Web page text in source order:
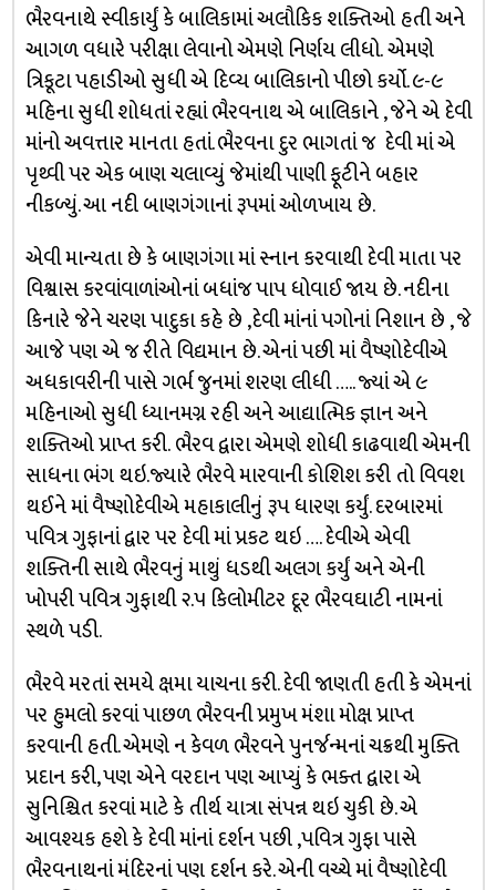
ભૈરવનાથે સ્વીકાર્યું કે બાલિકામાં અલૌકિક શક્તિઓ હતી અને
આગળ વધારે પરીક્ષા લેવાનો એમણે નિર્ણય લીધો. એમણે
ત્રિકૂટા પહાડીઓ સુધી એ દિવ્ય બાલિકાનો પીછો કર્યો. ૯-૯
મહિના સુધી શોધતાં રહ્યાં ભૈરવનાથ એ બાલિકાને , જેને એ દેવી
માંનો અવત્તાર માનતા હતાં. ભૈરવના દુર ભાગતાં જ દેવી માં એ
પૃથ્વી પર એક બાણ ચલાવ્યું જેમાંથી પાણી ફૂટીને બહાર
નીકળ્યું. આ નદી બાણગંગાનાં રૂપમાં ઓળખાય છે.
એવી માન્યતા છે કે બાણગંગા માં સ્નાન કરવાથી દેવી માતા પર
વિશ્વાસ કરવાંવાળાંઓનાં બધાંજ પાપ ધોવાઈ જાય છે. નદીના
કિનારે જેને ચરણ પાદુકા કહે છે ,દેવી માંનાં પગોનાં નિશાન છે , જે
આજે પણ એ જ રીતે વિદ્યમાન છે. એનાં પછી માં વૈષ્ણોદેવીએ
અધકાવરીની પાસે ગર્ભ જુનમાં શરણ લીધી ….. જ્યાં એ ૯
મહિનાઓ સુધી ધ્યાનમગ્ન રહી અને આદ્યાત્મિક જ્ઞાન અને
શક્તિઓ પ્રાપ્ત કરી. ભૈરવ દ્વારા એમણે શોધી કાઢવાથી એમની
સાધના ભંગ થઇ.જ્યારે ભૈરવે મારવાની કોશિશ કરી તો વિવશ
થઈને માં વૈષ્ણોદેવીએ મહાકાલીનું રૂપ ધારણ કર્યું. દરબારમાં
પવિત્ર ગુફાનાં દ્વાર પર દેવી માં પ્રકટ થઇ …. દેવીએ એવી
શક્તિની સાથે ભૈરવનું માથું ધડથી અલગ કર્યું અને એની
ખોપરી પવિત્ર ગુફાથી ૨.૫ કિલોમીટર દૂર ભૈરવઘાટી નામનાં
સ્થળે પડી.
ભૈરવે મરતાં સમયે ક્ષમા યાચના કરી. દેવી જાણતી હતી કે એમનાં
પર હુમલો કરવાં પાછળ ભૈરવની પ્રમુખ મંશા મોક્ષ પ્રાપ્ત
કરવાની હતી. એમણે ન કેવળ ભૈરવને પુનર્જન્મનાં ચક્રથી મુક્તિ
પ્રદાન કરી, પણ એને વરદાન પણ આપ્યું કે ભક્ત દ્વારા એ
સુનિશ્ચિત કરવાં માટે કે તીર્થ યાત્રા સંપન્ન થઇ ચુકી છે. એ
આવશ્યક હશે કે દેવી માંનાં દર્શન પછી ,પવિત્ર ગુફા પાસે
ભૈરવનાથનાં મંદિરનાં પણ દર્શન કરે. એની વચ્ચે માં વૈષ્ણોદેવી